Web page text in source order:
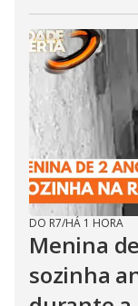
DO R7/HÁ 1 HORA
Menina
sozinha